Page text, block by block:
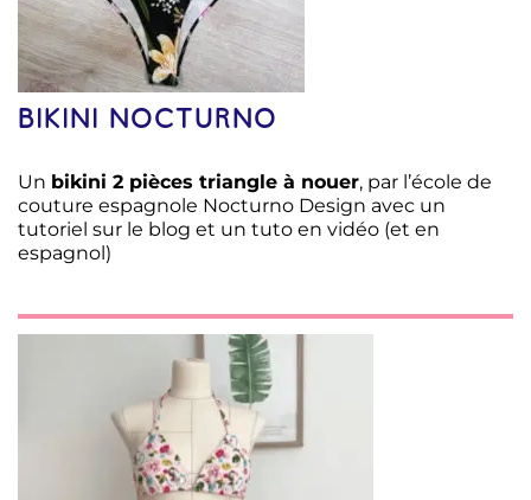
BIKINI NOCTURNO
Un bikini 2 pièces triangle à nouer, par l’école de
couture espagnole Nocturno Design avec un
tutoriel sur le blog et un tuto en vidéo (et en
espagnol)